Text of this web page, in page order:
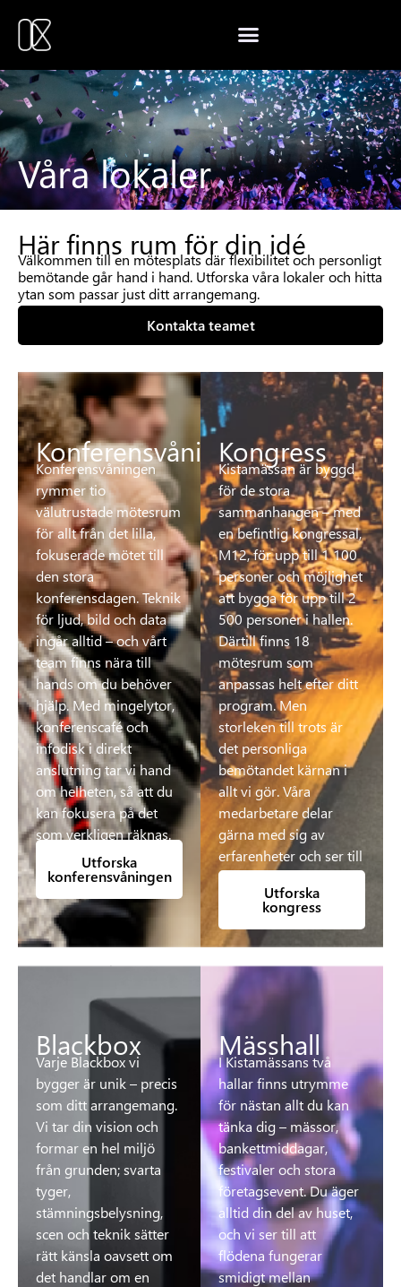
Våra lokaler
Här finns rum för din idé
Välkommen till en mötesplats där flexibilitet och personligt
bemötande går hand i hand. Utforska våra lokaler och hitta
ytan som passar just ditt arrangemang.
Kontakta teamet
Konferensvåning
Konferensvåningen
rymmer tio
välutrustade mötesrum
för allt från det lilla,
fokuserade mötet till
den stora
konferensdagen. Teknik
för ljud, bild och data
ingår alltid – och vårt
team finns nära till
hands om du behöver
hjälp. Med mingelytor,
konferenscafé och
infodisk i direkt
anslutning tar vi hand
om helheten, så att du
kan fokusera på det
som verkligen räknas.
Utforska
konferensvåningen
Kongress
Kistamässan är byggd
för de stora
sammanhangen – med
en befintlig kongressal,
M12, för upp till 1 100
personer och möjlighet
att bygga för upp till 2
500 personer i hallen.
Därtill finns 18
mötesrum som
anpassas helt efter ditt
program. Men
storleken till trots är
det personliga
bemötandet kärnan i
allt vi gör. Våra
medarbetare delar
gärna med sig av
erfarenheter och ser till
att varje detalj sitter.
Utforska
kongress
Blackbox
Varje Blackbox vi
bygger är unik – precis
som ditt arrangemang.
Vi tar din vision och
formar en hel miljö
från grunden; svarta
tyger,
stämningsbelysning,
scen och teknik sätter
rätt känsla oavsett om
det handlar om en
Mässhall
I Kistamässans två
hallar finns utrymme
för nästan allt du kan
tänka dig – mässor,
bankettmiddagar,
festivaler och stora
företagsevent. Du äger
alltid din del av huset,
och vi ser till att
flödena fungerar
smidigt mellan